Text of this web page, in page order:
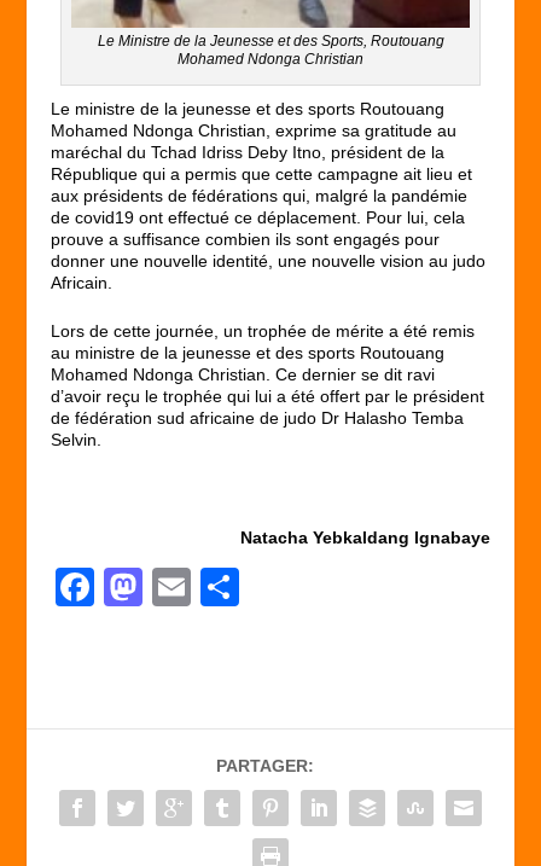
Le Ministre de la Jeunesse et des Sports, Routouang
Mohamed Ndonga Christian
Le ministre de la jeunesse et des sports Routouang
Mohamed Ndonga Christian, exprime sa gratitude au
maréchal du Tchad Idriss Deby Itno, président de la
République qui a permis que cette campagne ait lieu et
aux présidents de fédérations qui, malgré la pandémie
de covid19 ont effectué ce déplacement. Pour lui, cela
prouve a suffisance combien ils sont engagés pour
donner une nouvelle identité, une nouvelle vision au judo
Africain.
Lors de cette journée, un trophée de mérite a été remis
au ministre de la jeunesse et des sports Routouang
Mohamed Ndonga Christian. Ce dernier se dit ravi
d’avoir reçu le trophée qui lui a été offert par le président
de fédération sud africaine de judo Dr Halasho Temba
Selvin.
Natacha Yebkaldang Ignabaye
F
b
o
o
M
d
o
n
E
er
PARTAGER: